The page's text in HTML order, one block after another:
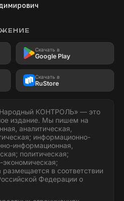
Скачать в
Google Play
Скачать в
RuStore
КОНТРОЛЬ» — это
издание. Мы пишем на
аналитическая,
информационно-
информационная,
политическая;
экономическая;
в соответствии
Федерации о